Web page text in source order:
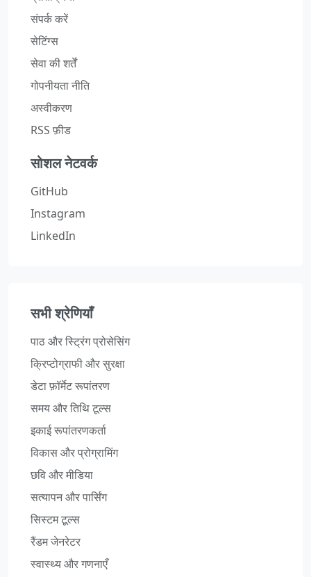
संपर्क करें
सेटिंग्स
सेवा की शर्तें
गोपनीयता नीति
अस्वीकरण
RSS फ़ीड
सोशल नेटवर्क
GitHub
Instagram
LinkedIn
सभी श्रेणियाँ
पाठ और स्ट्रिंग प्रोसेसिंग
क्रिप्टोग्राफी और सुरक्षा
डेटा फ़ॉर्मेट रूपांतरण
समय और तिथि टूल्स
इकाई रूपांतरणकर्ता
विकास और प्रोग्रामिंग
छवि और मीडिया
सत्यापन और पार्सिंग
सिस्टम टूल्स
रैंडम जेनरेटर
स्वास्थ्य और गणनाएँ